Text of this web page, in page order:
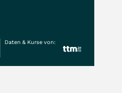
Daten & Kurse von: